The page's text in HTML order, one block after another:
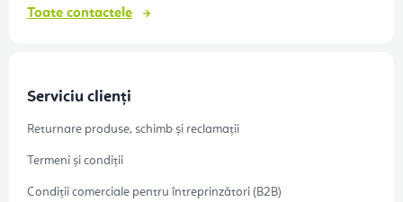
Toate contactele
Serviciu clienți
Returnare produse, schimb și reclamații
Termeni și condiții
Condiții comerciale pentru întreprinzători (B2B)